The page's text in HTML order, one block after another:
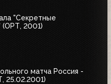
"Секретные
(ОРТ, 2001)
матча Россия -
25.02.2001)